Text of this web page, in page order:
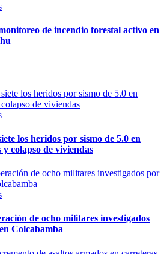
de incendio forestal activo en
los heridos por sismo de 5.0 en
colapso de viviendas
de ocho militares investigados
Colcabamba